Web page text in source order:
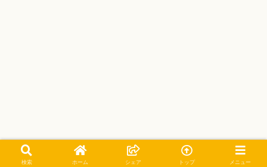
検索 ホーム シェア トップ メニュー